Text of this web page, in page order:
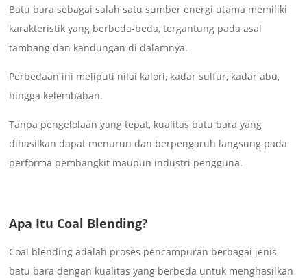
Batu bara sebagai salah satu sumber energi utama memiliki
karakteristik yang berbeda-beda, tergantung pada asal
tambang dan kandungan di dalamnya.
Perbedaan ini meliputi nilai kalori, kadar sulfur, kadar abu,
hingga kelembaban.
Tanpa pengelolaan yang tepat, kualitas batu bara yang
dihasilkan dapat menurun dan berpengaruh langsung pada
performa pembangkit maupun industri pengguna.
Apa Itu Coal Blending?
Coal blending adalah proses pencampuran berbagai jenis
batu bara dengan kualitas yang berbeda untuk menghasilkan